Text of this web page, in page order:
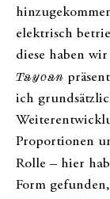
elektrisch
diese haben
Taycan
ich
Proportionen
Rolle – hier
Form